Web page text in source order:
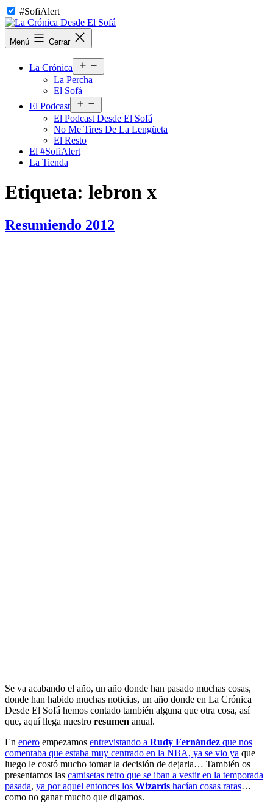
Saltar
al
contenido
#SofiAlert
La
Crónica
Menú Cerrar
La Crónica
el
La Percha
El Sofá
El Podcast
el
menú
El Podcast Desde El Sofá
No Me Tires De La Lengüeta
El Resto
El #SofiAlert
La Tienda
Etiqueta: lebron x
Resumiendo 2012
Se va acabando el año, un año donde han pasado muchas cosas,
donde han habido muchas noticias, un año donde en La Crónica
Desde El Sofá hemos contado también alguna que otra cosa, así
que, aquí llega nuestro resumen anual.
En enero empezamos entrevistando a Rudy Fernández que nos
comentaba que estaba muy centrado en la NBA, ya se vio ya que
luego le costó mucho tomar la decisión de dejarla… También os
presentamos las camisetas retro que se iban a vestir en la temporada
pasada, ya por aquel entonces los Wizards hacían cosas raras…
como no ganar mucho que digamos.